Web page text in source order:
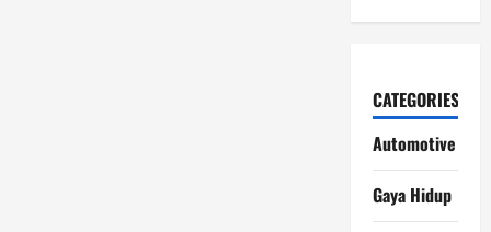
CATEGORIES
Automotive
Gaya Hidup